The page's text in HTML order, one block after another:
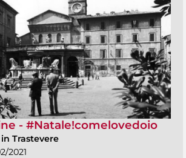
- #Natale!comelovedoio
Trastevere
2021